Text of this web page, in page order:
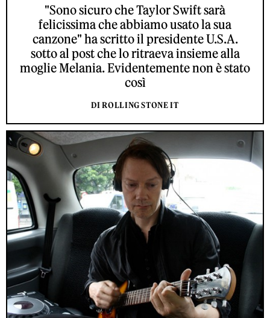
"Sono sicuro che Taylor Swift sarà
felicissima che abbiamo usato la sua
canzone" ha scritto il presidente U.S.A.
sotto al post che lo ritraeva insieme alla
moglie Melania. Evidentemente non è stato
così
DI ROLLING STONE IT